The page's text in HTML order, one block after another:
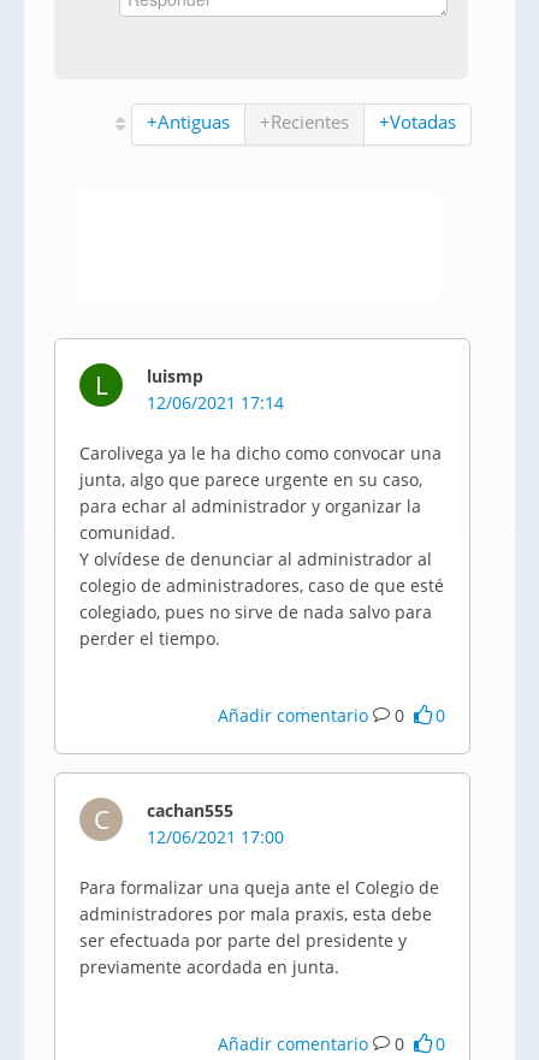
+Antiguas +Recientes +Votadas
L
luismp
12/06/2021 17:14
Carolivega ya le ha dicho como convocar una
junta, algo que parece urgente en su caso,
para echar al administrador y organizar la
comunidad.
Y olvídese de denunciar al administrador al
colegio de administradores, caso de que esté
colegiado, pues no sirve de nada salvo para
perder el tiempo.
Añadir comentario 0 0
C
cachan555
12/06/2021 17:00
Para formalizar una queja ante el Colegio de
administradores por mala praxis, esta debe
ser efectuada por parte del presidente y
previamente acordada en junta.
Añadir comentario 0 0